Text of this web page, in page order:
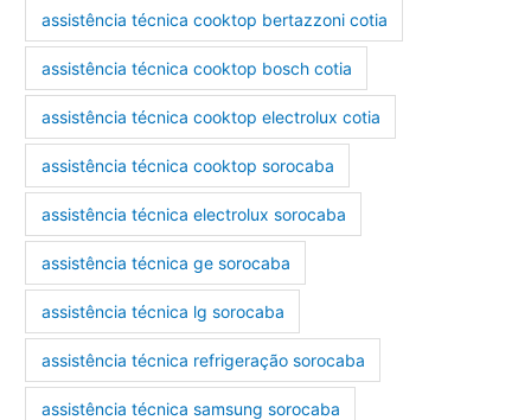
assistência técnica cooktop bertazzoni cotia
assistência técnica cooktop bosch cotia
assistência técnica cooktop electrolux cotia
assistência técnica cooktop sorocaba
assistência técnica electrolux sorocaba
assistência técnica ge sorocaba
assistência técnica lg sorocaba
assistência técnica refrigeração sorocaba
assistência técnica samsung sorocaba